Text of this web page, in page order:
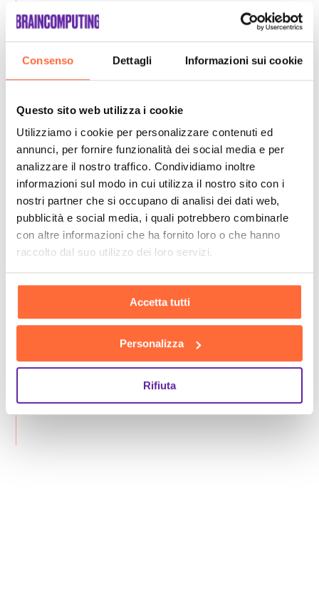
Consenso Dettagli Informazioni sui cookie
Questo sito web utilizza i cookie
Utilizziamo i cookie per personalizzare contenuti ed
annunci, per fornire funzionalità dei social media e per
analizzare il nostro traffico. Condividiamo inoltre
informazioni sul modo in cui utilizza il nostro sito con i
nostri partner che si occupano di analisi dei dati web,
pubblicità e social media, i quali potrebbero combinarle
con altre informazioni che ha fornito loro o che hanno
raccolto dal suo utilizzo dei loro servizi.
Accetta tutti
Personalizza
Rifiuta